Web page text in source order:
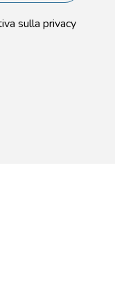
sulla privacy